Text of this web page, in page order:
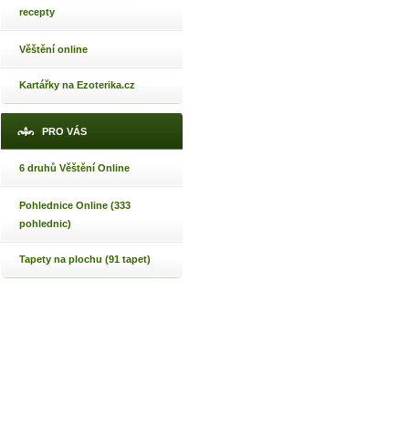
recepty
Věštění online
Kartářky na Ezoterika.cz
PRO VÁS
6 druhů Věštění Online
Pohlednice Online (333
pohlednic)
Tapety na plochu (91 tapet)